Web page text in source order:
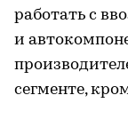
работать с
и
сегменте,